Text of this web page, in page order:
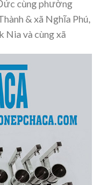
cùng phường
& xã Nghĩa Phú,
và cùng xã